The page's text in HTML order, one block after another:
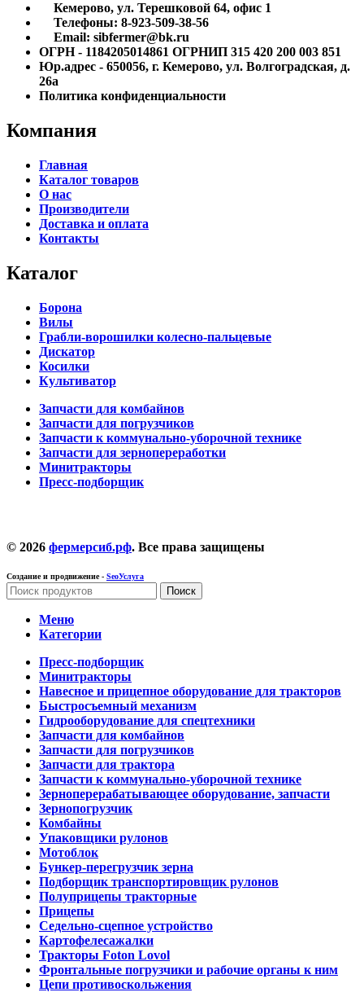
Кемерово, ул. Терешковой 64, офис 1
Телефоны: 8-923-509-38-56
Email: sibfermer@bk.ru
ОГРН - 1184205014861 ОГРНИП 315 420 200 003 851
Юр.адрес - 650056, г. Кемерово, ул. Волгоградская, д.
26а
Политика конфиденциальности
Компания
Главная
Каталог товаров
О нас
Производители
Доставка и оплата
Контакты
Каталог
Борона
Вилы
Грабли-ворошилки колесно-пальцевые
Дискатор
Косилки
Культиватор
Запчасти для комбайнов
Запчасти для погрузчиков
Запчасти к коммунально-уборочной технике
Запчасти для зернопереработки
Минитракторы
Пресс-подборщик
© 2026 фермерсиб.рф. Все права защищены
Создание и продвижение - SeoУслуга
Поиск
Меню
Категории
Пресс-подборщик
Минитракторы
Навесное и прицепное оборудование для тракторов
Быстросъемный механизм
Гидрооборудование для спецтехники
Запчасти для комбайнов
Запчасти для погрузчиков
Запчасти для трактора
Запчасти к коммунально-уборочной технике
Зерноперерабатывающее оборудование, запчасти
Зернопогрузчик
Комбайны
Упаковщики рулонов
Мотоблок
Бункер-перегрузчик зерна
Подборщик транспортировщик рулонов
Полуприцепы тракторные
Прицепы
Седельно-сцепное устройство
Картофелесажалки
Тракторы Foton Lovol
Фронтальные погрузчики и рабочие органы к ним
Цепи противоскольжения